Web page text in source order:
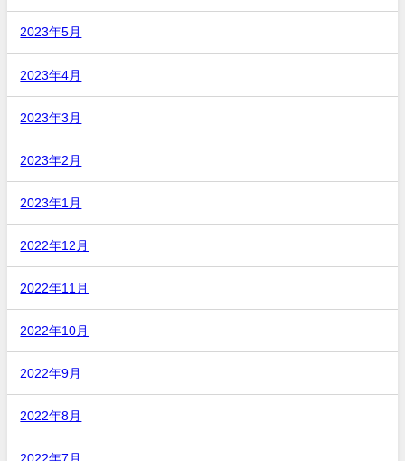
2023年5月
2023年4月
2023年3月
2023年2月
2023年1月
2022年12月
2022年11月
2022年10月
2022年9月
2022年8月
2022年7月